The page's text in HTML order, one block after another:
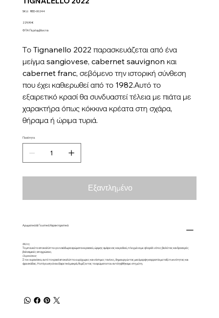
SKU: SKU
00244
RED-00244
Τιμή
229,90 €
ΦΠΑ Περιλαμβάνεται
Το Tignanello 2022 παρασκευάζεται από ένα
μείγμα sangiovese, cabernet sauvignon και
cabernet franc, σεβόμενο την ιστορική σύνθεση
που έχει καθιερωθεί από το 1982.Αυτό το
εξαιρετικό κρασί θα συνδυαστεί τέλεια με πιάτα με
χαρακτήρα όπως κόκκινα κρέατα στη σχάρα,
θήραμα ή ώριμα τυριά.
Ποσότητα
Εξαντλημένο
Αρωματικά & Γευστικά Χαρακτηριστικά
Μύτη
Το μπουκέτο αποκαλύπτει γενναιόδωρα αρώματα κερασιού, ώριμης αμάρενας και ροδιού, πλεγμένα με φλοράλ νότες βιολέτας και δροσερές
βαλσαμικές αποχρώσεις.
Ουρανίσκος
Στον ουρανίσκο, αυτό το κρασί αποκαλύπτει ευρύχωρες και νόστιμες τανίνες, δημιουργώντας μια όμορφη ισορροπία μεταξύ πυκνότητας και
φρεσκάδας. Η επίγευση είναι εξαιρετικά μακρά, θυμίζοντας τα αρώματα που αντιληφθήκαμε στη μύτη.